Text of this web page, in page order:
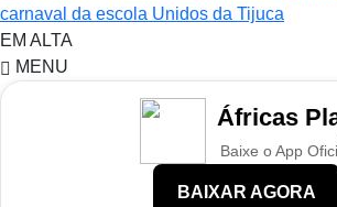
carnaval da escola Unidos da Tijuca
EM ALTA
MENU
Áfricas
Baixe o App
BAIXAR AGORA